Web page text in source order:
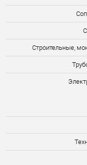
Строительные,